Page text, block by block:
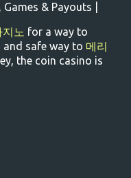
& Payouts |
노 for a way to
and safe way to 메리
the coin casino is